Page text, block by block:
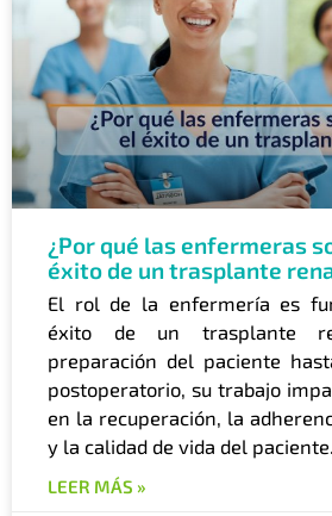
¿Por qué las enfermeras
éxito de un trasplante
El rol de la enfermería es
éxito de un trasplante
preparación del paciente
postoperatorio, su trabajo
en la recuperación, la
y la calidad de vida del paciente.
LEER MÁS »